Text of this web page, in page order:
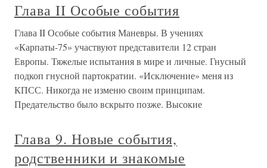
Глава II Особые события
Глава II Особые события Маневры. В учениях
«Карпаты-75» участвуют представители 12 стран
Европы. Тяжелые испытания в мире и личные. Гнусный
подкоп гнусной партократии. «Исключение» меня из
КПСС. Никогда не изменю своим принципам.
Предательство было вскрыто позже. Высокие
Глава 9. Новые события,
родственники и знакомые